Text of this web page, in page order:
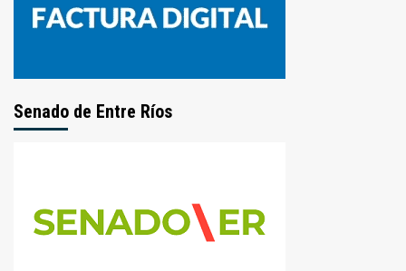
Senado de Entre Ríos